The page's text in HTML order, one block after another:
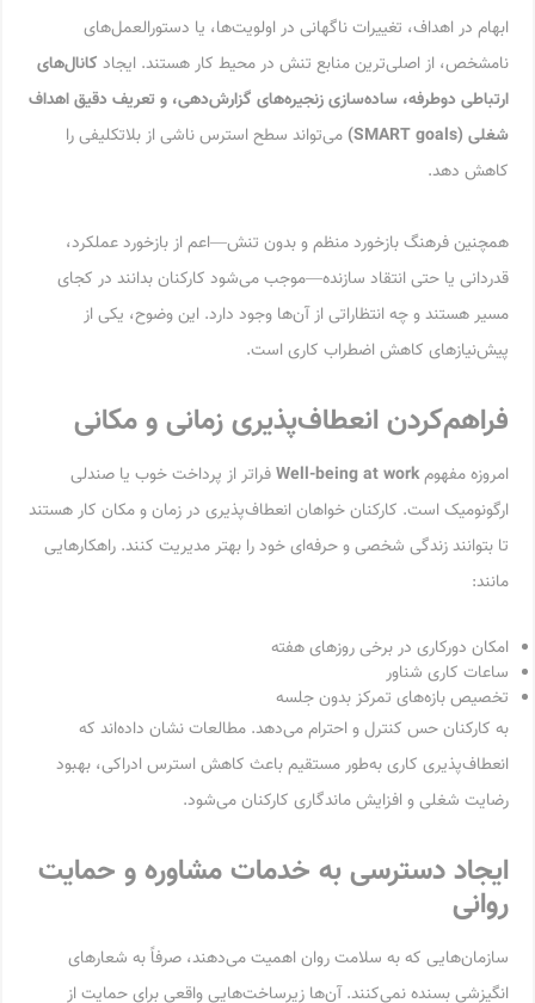
ابهام در اهداف، تغییرات ناگهانی در اولویت‌ها، یا دستورالعمل‌های
نامشخص، از اصلی‌ترین منابع تنش در محیط کار هستند. ایجاد کانال‌های
ارتباطی دوطرفه، ساده‌سازی زنجیره‌های گزارش‌دهی، و تعریف دقیق اهداف
شغلی (SMART goals)
می‌تواند سطح استرس ناشی از بلاتکلیفی را
کاهش دهد.
همچنین فرهنگ بازخورد منظم و بدون تنش—اعم از بازخورد عملکرد،
قدردانی یا حتی انتقاد سازنده—موجب می‌شود کارکنان بدانند در کجای
مسیر هستند و چه انتظاراتی از آن‌ها وجود دارد. این وضوح، یکی از
پیش‌نیازهای کاهش اضطراب کاری است.
فراهم‌کردن انعطاف‌پذیری زمانی و مکانی
امروزه مفهومWell-being at workفراتر از پرداخت خوب یا صندلی
ارگونومیک است. کارکنان خواهان انعطاف‌پذیری در زمان و مکان کار هستند
تا بتوانند زندگی شخصی و حرفه‌ای خود را بهتر مدیریت کنند. راهکارهایی
مانند:
امکان دورکاری در برخی روزهای هفته
ساعات کاری شناور
تخصیص بازه‌های تمرکز بدون جلسه
به کارکنان حس کنترل و احترام می‌دهد. مطالعات نشان داده‌اند که
انعطاف‌پذیری کاری به‌طور مستقیم باعث کاهش استرس ادراکی، بهبود
رضایت شغلی و افزایش ماندگاری کارکنان می‌شود.
ایجاد دسترسی به خدمات مشاوره و حمایت
روانی
سازمان‌هایی که به سلامت روان اهمیت می‌دهند، صرفاً به شعارهای
انگیزشی بسنده نمی‌کنند. آن‌ها زیرساخت‌هایی واقعی برای حمایت از